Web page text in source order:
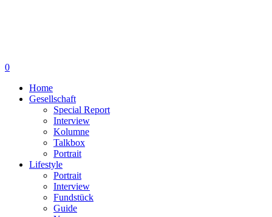
0
Home
Gesellschaft
Special Report
Interview
Kolumne
Talkbox
Portrait
Lifestyle
Portrait
Interview
Fundstück
Guide